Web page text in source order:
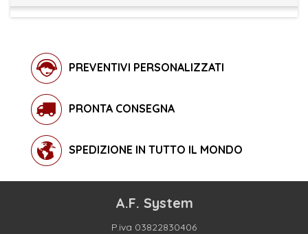
PREVENTIVI PERSONALIZZATI
PRONTA CONSEGNA
SPEDIZIONE IN TUTTO IL MONDO
A.F. System
P.iva 03822830406